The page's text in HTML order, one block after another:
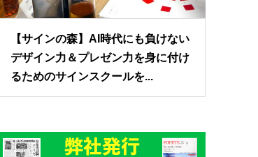
【サインの森】AI時代にも負けない
デザイン力＆プレゼン力を身に付け
るためのサインスクールを...